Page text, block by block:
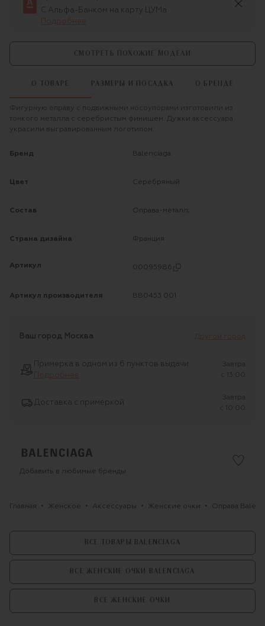
С Альфа-Банком на карту ЦУМа
Подробнее
СМОТРЕТЬ ПОХОЖИЕ МОДЕЛИ
О ТОВАРЕ РАЗМЕРЫ И ПОСАДКА О БРЕНДЕ
Фигурную оправу с подвижными носоупорами изготовили из
тонкого металла с серебристым финишем. Дужки аксессуара
украсили выгравированным логотипом.
Бренд Balenciaga
Цвет Серебряный
Состав Оправа-металл;
Страна дизайна Франция
Артикул 00095986
Артикул производителя BB0453 001
Ваш город Москва Другой город
Примерка в одном из 6 пунктов выдачи
Подробнее
Завтра
c 13:00
Доставка с примеркой
Завтра
c 10:00
Добавить в любимые бренды
Главная Женское Аксессуары Женские очки Оправа
ВСЕ ТОВАРЫ BALENCIAGA
ВСЕ ЖЕНСКИЕ ОЧКИ BALENCIAGA
ВСЕ ЖЕНСКИЕ ОЧКИ